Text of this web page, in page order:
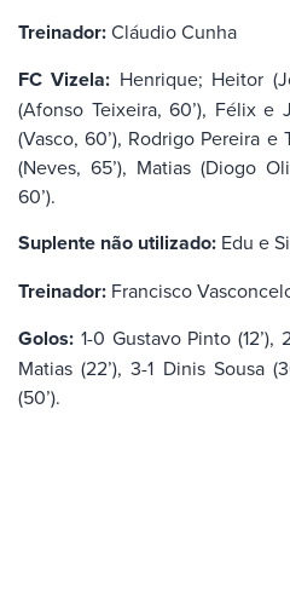
Treinador:Cláudio Cunha
FC Vizela: Henrique; Heitor
(Afonso Teixeira, 60’), Félix e
(Vasco, 60’), Rodrigo Pereira e
(Neves, 65’), Matias (Diogo
60’).
Suplente não utilizado: Edu e
Treinador: Francisco
Golos: 1-0 Gustavo Pinto (12’),
Matias (22’), 3-1 Dinis Sousa
(50’).